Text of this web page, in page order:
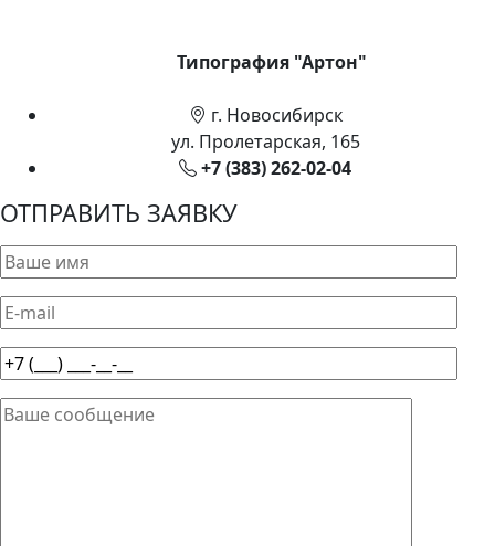
Типография "Артон"
г. Новосибирск
ул. Пролетарская, 165
+7 (383) 262-02-04
ОТПРАВИТЬ ЗАЯВКУ